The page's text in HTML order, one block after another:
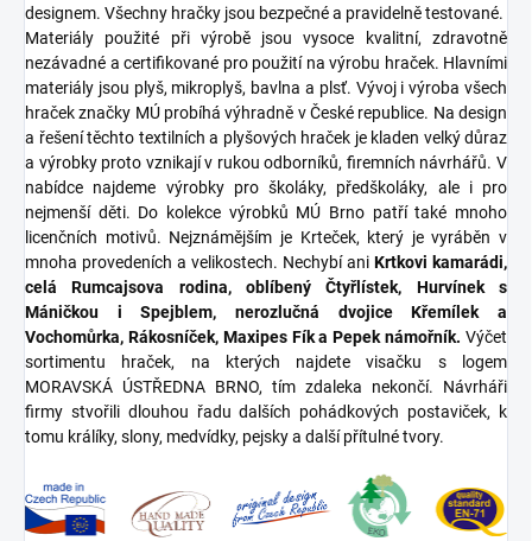
designem. Všechny hračky jsou bezpečné a pravidelně testované.
Materiály použité při výrobě jsou vysoce kvalitní, zdravotně
nezávadné a certifikované pro použití na výrobu hraček. Hlavními
materiály jsou plyš, mikroplyš, bavlna a plsť. Vývoj i výroba všech
hraček značky MÚ probíhá výhradně v České republice. Na design
a řešení těchto textilních a plyšových hraček je kladen velký důraz
a výrobky proto vznikají v rukou odborníků, firemních návrhářů. V
nabídce najdeme výrobky pro školáky, předškoláky, ale i pro
nejmenší děti. Do kolekce výrobků MÚ Brno patří také mnoho
licenčních motivů. Nejznámějším je Krteček, který je vyráběn v
mnoha provedeních a velikostech. Nechybí ani Krtkovi kamarádi,
celá Rumcajsova rodina, oblíbený Čtyřlístek, Hurvínek s
Máničkou i Spejblem, nerozlučná dvojice Křemílek a
Vochomůrka, Rákosníček, Maxipes Fík a Pepek námořník. Výčet
sortimentu hraček, na kterých najdete visačku s logem
MORAVSKÁ ÚSTŘEDNA BRNO, tím zdaleka nekončí. Návrháři
firmy stvořili dlouhou řadu dalších pohádkových postaviček, k
tomu králíky, slony, medvídky, pejsky a další přítulné tvory.